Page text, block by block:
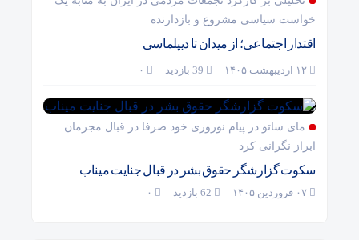
خواست سیاسی مشروع و بازدارنده
اقتدار اجتماعی؛ از میدان تا دیپلماسی
۰
مای ساتو در پیام نوروزی خود صرفا در قبال مجرمان
ابراز نگرانی کرد
سکوت گزارشگر حقوق بشر در قبال جنایت میناب
۰